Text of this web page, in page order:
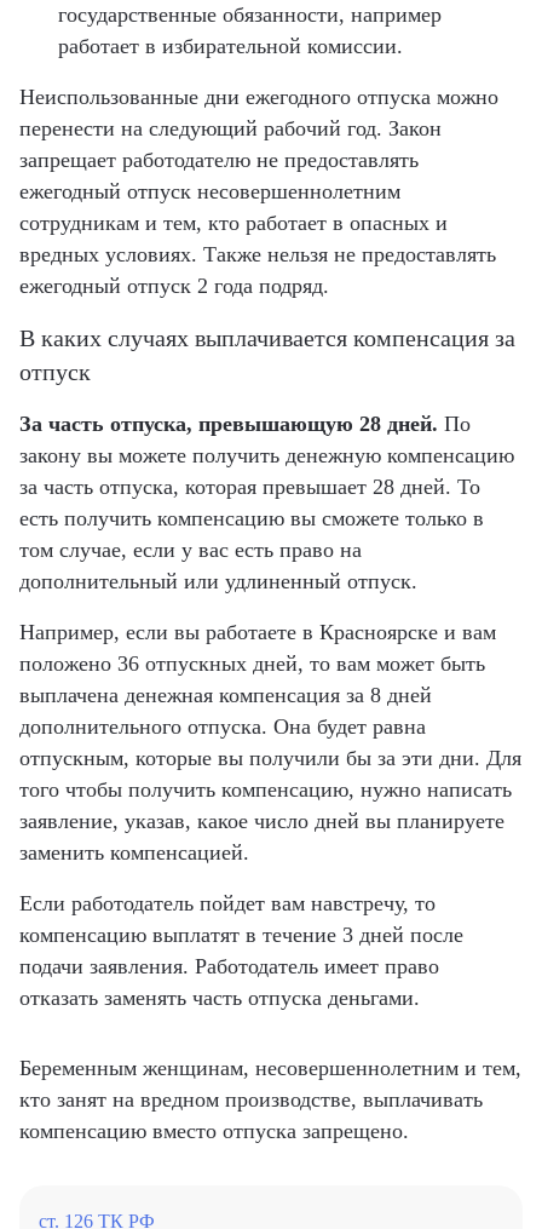
государственные обязанности, например
работает в избирательной комиссии.
Неиспользованные дни ежегодного отпуска можно
перенести на следующий рабочий год. Закон
запрещает работодателю не предоставлять
ежегодный отпуск несовершеннолетним
сотрудникам и тем, кто работает в опасных и
вредных условиях. Также нельзя не предоставлять
ежегодный отпуск 2 года подряд.
В каких случаях выплачивается компенсация за
отпуск
За часть отпуска, превышающую 28 дней. По
закону вы можете получить денежную компенсацию
за часть отпуска, которая превышает 28 дней. То
есть получить компенсацию вы сможете только в
том случае, если у вас есть право на
дополнительный или удлиненный отпуск.
Например, если вы работаете в Красноярске и вам
положено 36 отпускных дней, то вам может быть
выплачена денежная компенсация за 8 дней
дополнительного отпуска. Она будет равна
отпускным, которые вы получили бы за эти дни. Для
того чтобы получить компенсацию, нужно написать
заявление, указав, какое число дней вы планируете
заменить компенсацией.
Если работодатель пойдет вам навстречу, то
компенсацию выплатят в течение 3 дней после
подачи заявления. Работодатель имеет право
отказать заменять часть отпуска деньгами.
Беременным женщинам, несовершеннолетним и тем,
кто занят на вредном производстве, выплачивать
компенсацию вместо отпуска запрещено.
ст. 126 ТК РФ